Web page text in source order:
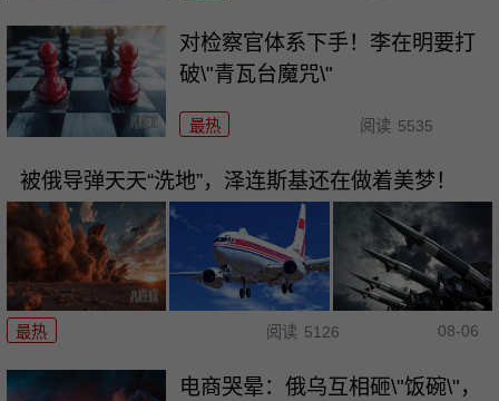
对检察官体系下手！李在明要打
破\"青瓦台魔咒\"
最热 阅读 5535
被俄导弹天天“洗地”，泽连斯基还在做着美梦！
最热 阅读 5126 08-06
电商哭晕：俄乌互相砸\"饭碗\"，